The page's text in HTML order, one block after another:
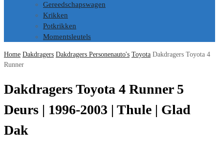
Gereedschapswagen
Krikken
Potkrikken
Momentsleutels
Home Dakdragers Dakdragers Personenauto's Toyota Dakdragers Toyota 4
Runner
Dakdragers Toyota 4 Runner 5
Deurs | 1996-2003 | Thule | Glad
Dak